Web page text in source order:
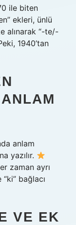
ile biten
ekleri, ünlü
alınarak “-te/-
1940’tan
anlam
yazılır.
zaman ayrı
bağlacı
VE EK